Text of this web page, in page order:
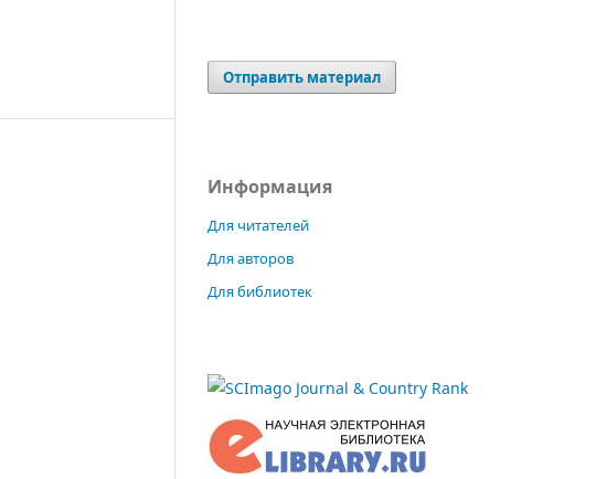
Отправить материал
Информация
Для читателей
Для авторов
Для библиотек